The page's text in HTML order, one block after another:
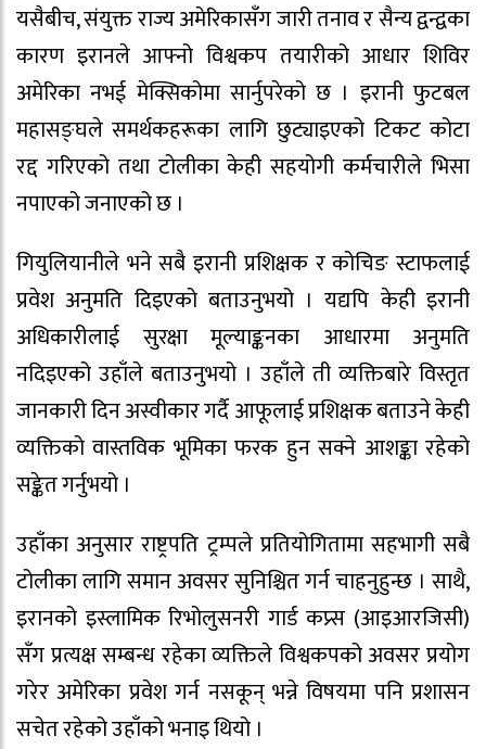
यसैबीच, संयुक्त राज्य अमेरिकासँग जारी तनाव र सैन्य द्वन्द्वका
कारण इरानले आफ्नो विश्वकप तयारीको आधार शिविर
अमेरिका नभई मेक्सिकोमा सार्नुपरेको छ । इरानी फुटबल
महासङ्घले समर्थकहरूका लागि छुट्याइएको टिकट कोटा
रद्द गरिएको तथा टोलीका केही सहयोगी कर्मचारीले भिसा
नपाएको जनाएको छ ।
गियुलियानीले भने सबै इरानी प्रशिक्षक र कोचिङ स्टाफलाई
प्रवेश अनुमति दिइएको बताउनुभयो । यद्यपि केही इरानी
अधिकारीलाई सुरक्षा मूल्याङ्कनका आधारमा अनुमति
नदिइएको उहाँले बताउनुभयो । उहाँले ती व्यक्तिबारे विस्तृत
जानकारी दिन अस्वीकार गर्दै आफूलाई प्रशिक्षक बताउने केही
व्यक्तिको वास्तविक भूमिका फरक हुन सक्ने आशङ्का रहेको
सङ्केत गर्नुभयो ।
उहाँका अनुसार राष्ट्रपति ट्रम्पले प्रतियोगितामा सहभागी सबै
टोलीका लागि समान अवसर सुनिश्चित गर्न चाहनुहुन्छ । साथै,
इरानको इस्लामिक रिभोलुसनरी गार्ड कप्र्स (आइआरजिसी)
सँग प्रत्यक्ष सम्बन्ध रहेका व्यक्तिले विश्वकपको अवसर प्रयोग
गरेर अमेरिका प्रवेश गर्न नसकून् भन्ने विषयमा पनि प्रशासन
सचेत रहेको उहाँको भनाइ थियो ।